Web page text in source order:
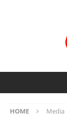
HOME Media